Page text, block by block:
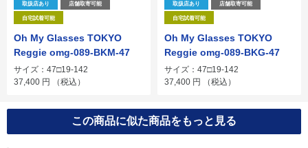
取扱店あり 店舗取寄可能
自宅試着可能
Oh My Glasses TOKYO
Reggie omg-089-BKM-47
サイズ：47□19-142
37,400 円 （税込）
取扱店あり 店舗取寄可能
自宅試着可能
Oh My Glasses TOKYO
Reggie omg-089-BKG-47
サイズ：47□19-142
37,400 円 （税込）
この商品に似た商品をもっと見る